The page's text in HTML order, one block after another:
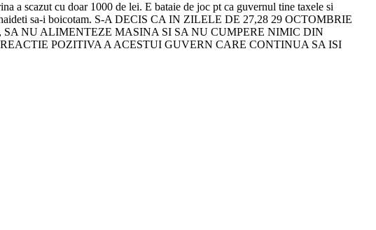
a scazut cu doar 1000 de lei. E bataie de joc pt ca guvernul tine taxele si
haideti sa-i boicotam. S-A DECIS CA IN ZILELE DE 27,28 29 OCTOMBRIE
NU ALIMENTEZE MASINA SI SA NU CUMPERE NIMIC DIN
POZITIVA A ACESTUI GUVERN CARE CONTINUA SA ISI